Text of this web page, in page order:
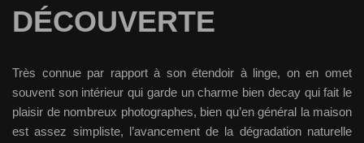
DÉCOUVERTE
Très connue par rapport à son étendoir à linge, on en omet
souvent son intérieur qui garde un charme bien decay qui fait le
plaisir de nombreux photographes, bien qu’en général la maison
est assez simpliste, l’avancement de la dégradation naturelle